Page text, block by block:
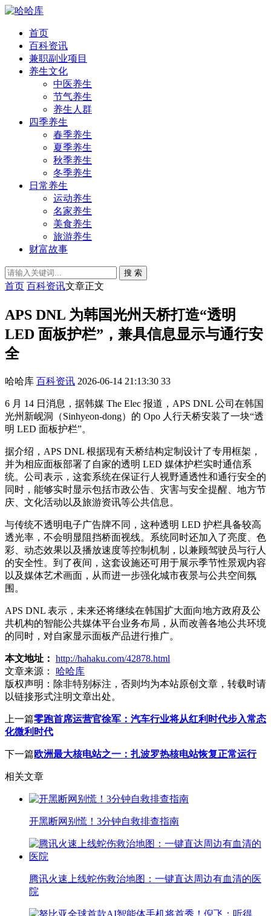
首页
百科资讯
兼职副业项目
养生文化
中医养生
节气养生
养生人群
四季养生
春季养生
夏季养生
秋季养生
冬季养生
日常养生
运动养生
名家养生
美食养生
旅游养生
财富故事
搜 索
首页 百科资讯文章正文
APS DNL 为韩国光州天桥打造“透明
LED 面板护栏”，兼具信息显示与通行安
全
哈哈库 百科资讯 2026-06-14 21:13:30 33
6 月 14 日消息，据韩媒 The Elec 报道，APS DNL 公司在韩国
光州新岘洞（Sinhyeon-dong）的 Opo 人行天桥安装了一块“透
明 LED 面板护栏”。
据介绍，APS DNL 根据现有天桥结构定制设计了专用框架，
并为相应面板部署了自家的透明 LED 媒体护栏实时通信系
统。公司表示，这套系统在保证行人视野通透性和通行安全的
同时，能够实时显示包括市政公告、灾害与安全提醒、地方节
庆、文化活动以及旅游资讯等公共信息。
与传统不透明电子广告牌不同，这种透明 LED 护栏具备较高
透光率，不会明显阻挡桥面视线。系统同时还加入了亮度、色
彩、动态效果以及播放速度等控制机制，以兼顾驾驶员与行人
的安全性。到了夜间，这套设施还可用于展示季节性景观内容
以及媒体艺术画面，从而进一步强化城市夜景与公共空间氛
围。
APS DNL 表示，未来还将继续在韩国扩大面向地方政府及公
共机构的智能公共媒体平台业务布局，从而改善各地公共环境
的同时，对自家显示面板产品进行推广。
本文地址： http://hahaku.com/42878.html
文章来源：
哈哈库
版权声明： 除非特别标注，否则均为本站原创文章，转载时请
以链接形式注明文章出处。
上一篇零跑首席运营官徐军：汽车行业将从红利时代步入常态
化微利时代
下一篇欧洲最大核电站之一：扎波罗热核电站恢复正常运行
相关文章
开黑断网别慌！3分钟自救排查指南
腾讯火速上线蛇伤救治地图：一键直达周边有血清的医
院